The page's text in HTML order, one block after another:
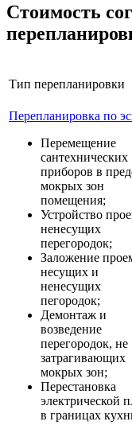
Стоимость
Тип перепланировки
Перепланировка по
Перемещение
сантехнических
приборов в
мокрых зон
помещения;
Устройство
ненесущих
перегородок;
Заложение
несущих и
ненесущих
пегородок;
Демонтаж и
возведение
перегородок, не
затрагивающих
мокрых зон;
Перестановка
электрической
в границах